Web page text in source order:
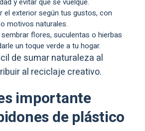
el exterior según tus gustos, con
motivos naturales.
flores, suculentas o hierbas
un toque verde a tu hogar.
de sumar naturaleza al
al reciclaje creativo.
importante
de plástico